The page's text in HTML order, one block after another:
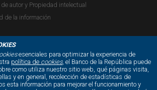
esenciales para optimizar la experiencia de
política de cookies, el Banco de la República puede
como utiliza nuestro sitio web, qué páginas visita,
y en general, recolección de estadísticas de
esta información para mejorar el funcionamiento y
autor y Propiedad intelectual
de la información
NUESTRAS REDES SOCIALES: